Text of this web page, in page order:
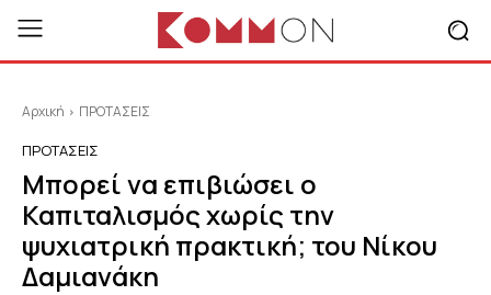
Αρχική ΠΡΟΤΑΣΕΙΣ
ΠΡΟΤΑΣΕΙΣ
Μπορεί να επιβιώσει ο
Καπιταλισμός χωρίς την
ψυχιατρική πρακτική; του Νίκου
Δαμιανάκη